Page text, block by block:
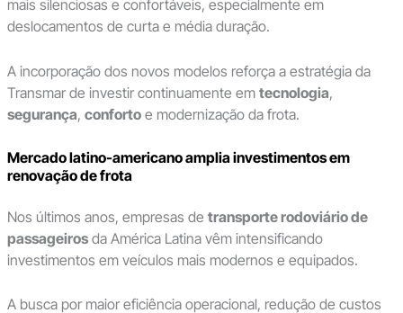
mais silenciosas e confortáveis, especialmente em
deslocamentos de curta e média duração.
A incorporação dos novos modelos reforça a estratégia da
Transmar de investir continuamente em tecnologia,
segurança, confortoe modernização da frota.
Mercado latino-americano amplia investimentos em
renovação de frota
Nos últimos anos, empresas de transporte rodoviário de
passageirosda América Latina vêm intensificando
investimentos em veículos mais modernos e equipados.
A busca por maior eficiência operacional, redução de custos